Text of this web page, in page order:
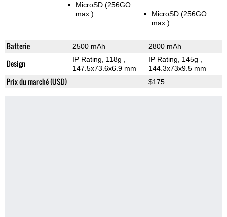
MicroSD (256GO
max.)
MicroSD (256GO
max.)
Batterie 2500 mAh 2800 mAh
Design IP Rating, 118g
147.5x73.6x6.9 mm
IP Rating, 145g
144.3x73x9.5 mm
Prix du marché (USD) $175